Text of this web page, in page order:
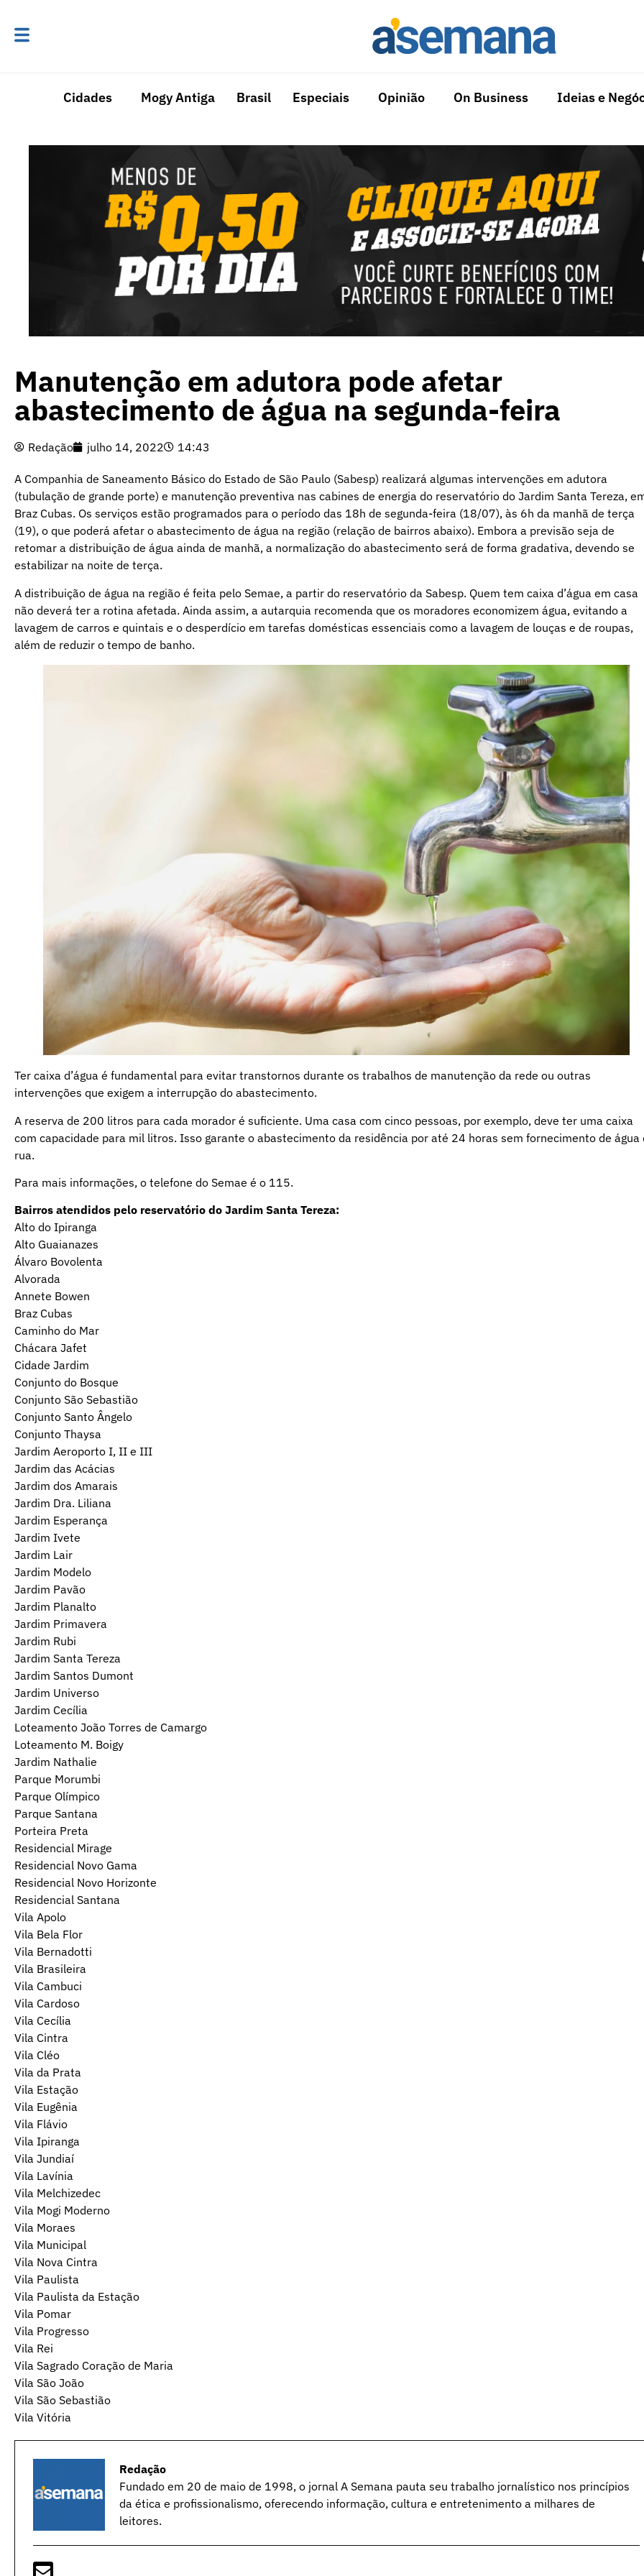
Cidades Mogy Antiga Brasil Especiais Opinião On Business Ideias e
Manutenção em adutora pode afetar
abastecimento de água na segunda-feira
Redação julho 14, 2022 14:43
A Companhia de Saneamento Básico do Estado de São Paulo (Sabesp) realizará algumas intervenções em adutora
(tubulação de grande porte) e manutenção preventiva nas cabines de energia do reservatório do Jardim Santa Tereza,
Braz Cubas. Os serviços estão programados para o período das 18h de segunda-feira (18/07), às 6h da manhã de terça
(19), o que poderá afetar o abastecimento de água na região (relação de bairros abaixo). Embora a previsão seja de
retomar a distribuição de água ainda de manhã, a normalização do abastecimento será de forma gradativa, devendo se
estabilizar na noite de terça.
A distribuição de água na região é feita pelo Semae, a partir do reservatório da Sabesp. Quem tem caixa d’água em casa
não deverá ter a rotina afetada. Ainda assim, a autarquia recomenda que os moradores economizem água, evitando a
lavagem de carros e quintais e o desperdício em tarefas domésticas essenciais como a lavagem de louças e de roupas,
além de reduzir o tempo de banho.
Ter caixa d’água é fundamental para evitar transtornos durante os trabalhos de manutenção da rede ou outras
intervenções que exigem a interrupção do abastecimento.
A reserva de 200 litros para cada morador é suficiente. Uma casa com cinco pessoas, por exemplo, deve ter uma caixa
com capacidade para mil litros. Isso garante o abastecimento da residência por até 24 horas sem fornecimento de água
rua.
Para mais informações, o telefone do Semae é o 115.
Bairros atendidos pelo reservatório do Jardim Santa Tereza:
Alto do Ipiranga
Alto Guaianazes
Álvaro Bovolenta
Alvorada
Annete Bowen
Braz Cubas
Caminho do Mar
Chácara Jafet
Cidade Jardim
Conjunto do Bosque
Conjunto São Sebastião
Conjunto Santo Ângelo
Conjunto Thaysa
Jardim Aeroporto I, II e III
Jardim das Acácias
Jardim dos Amarais
Jardim Dra. Liliana
Jardim Esperança
Jardim Ivete
Jardim Lair
Jardim Modelo
Jardim Pavão
Jardim Planalto
Jardim Primavera
Jardim Rubi
Jardim Santa Tereza
Jardim Santos Dumont
Jardim Universo
Jardim Cecília
Loteamento João Torres de Camargo
Loteamento M. Boigy
Jardim Nathalie
Parque Morumbi
Parque Olímpico
Parque Santana
Porteira Preta
Residencial Mirage
Residencial Novo Gama
Residencial Novo Horizonte
Residencial Santana
Vila Apolo
Vila Bela Flor
Vila Bernadotti
Vila Brasileira
Vila Cambuci
Vila Cardoso
Vila Cecília
Vila Cintra
Vila Cléo
Vila da Prata
Vila Estação
Vila Eugênia
Vila Flávio
Vila Ipiranga
Vila Jundiaí
Vila Lavínia
Vila Melchizedec
Vila Mogi Moderno
Vila Moraes
Vila Municipal
Vila Nova Cintra
Vila Paulista
Vila Paulista da Estação
Vila Pomar
Vila Progresso
Vila Rei
Vila Sagrado Coração de Maria
Vila São João
Vila São Sebastião
Vila Vitória
Redação
Fundado em 20 de maio de 1998, o jornal A Semana pauta seu trabalho jornalístico nos princípios
da ética e profissionalismo, oferecendo informação, cultura e entretenimento a milhares de
leitores.